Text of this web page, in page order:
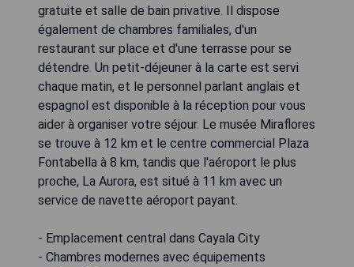
gratuite et salle de bain privative. Il dispose
également de chambres familiales, d'un
restaurant sur place et d'une terrasse pour se
détendre. Un petit-déjeuner à la carte est servi
chaque matin, et le personnel parlant anglais et
espagnol est disponible à la réception pour vous
aider à organiser votre séjour. Le musée Miraflores
se trouve à 12 km et le centre commercial Plaza
Fontabella à 8 km, tandis que l'aéroport le plus
proche, La Aurora, est situé à 11 km avec un
service de navette aéroport payant.
- Emplacement central dans Cayala City
- Chambres modernes avec équipements